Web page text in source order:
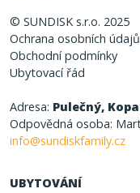
© SUNDISK s.r.o. 2025
Ochrana osobních údajů
Obchodní podmínky
Ubytovací řád
Adresa: Pulečný,
Odpovědná osoba:
info@sundiskfamily.cz
UBYTOVÁNÍ